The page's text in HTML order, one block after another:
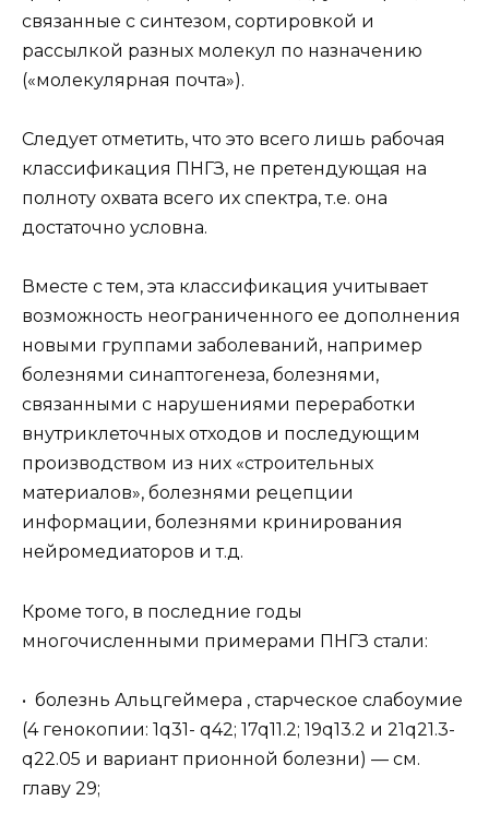
связанные с синтезом, сортировкой и
рассылкой разных молекул по назначению
(«молекулярная почта»).
Следует отметить, что это всего лишь рабочая
классификация ПНГЗ, не претендующая на
полноту охвата всего их спектра, т.е. она
достаточно условна.
Вместе с тем, эта классификация учитывает
возможность неограниченного ее дополнения
новыми группами заболеваний, например
болезнями синаптогенеза, болезнями,
связанными с нарушениями переработки
внутриклеточных отходов и последующим
производством из них «строительных
материалов», болезнями рецепции
информации, болезнями кринирования
нейромедиаторов и т.д.
Кроме того, в последние годы
многочисленными примерами ПНГЗ стали:
• болезнь Альцгеймера , старческое слабоумие
(4 генокопии: 1q31- q42; 17q11.2; 19q13.2 и 21q21.3-
q22.05 и вариант прионной болезни) — см.
главу 29;